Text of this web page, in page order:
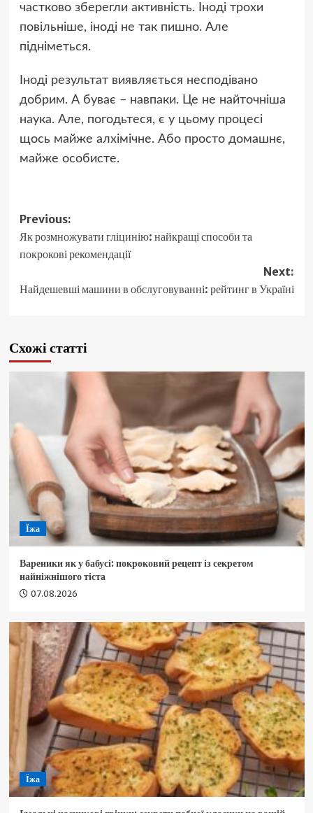
частково зберегли активність. Іноді трохи
повільніше, іноді не так пишно. Але
підніметься.
Іноді результат виявляється несподівано
добрим. А буває – навпаки. Це не найточніша
наука. Але, погодьтеся, є у цьому процесі
щось майже алхімічне. Або просто домашнє,
майже особисте.
Post
navigation
Previous:
Як розмножувати гліцинію: найкращі способи та
покрокові рекомендації
Next:
Найдешевші машини в обслуговуванні: рейтинг в Україні
Схожі статті
Їжа
Вареники як у бабусі: покроковий рецепт із секретом
найніжнішого тіста
07.08.2026
Їжа